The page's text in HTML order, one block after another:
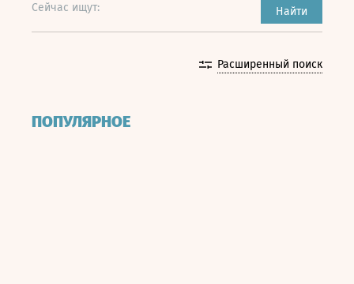
Сейчас ищут: Найти
Расширенный поиск
ПОПУЛЯРНОЕ